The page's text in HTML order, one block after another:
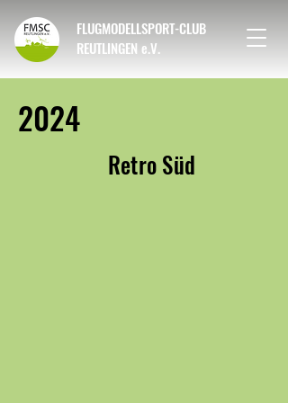
FLUGMODELLSPORT-CLUB
REUTLINGEN e.V.
2024
Retro Süd